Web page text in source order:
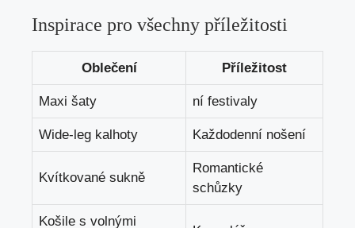
Inspirace pro všechny příležitosti
Oblečení Příležitost
Maxi šaty ní festivaly
Wide-leg kalhoty Každodenní nošení
Kvítkované sukně
Romantické
schůzky
Košile s ⁤volnými